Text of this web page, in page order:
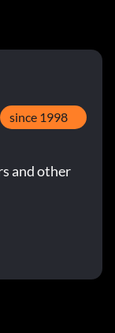
since 1998
and other